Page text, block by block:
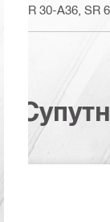
SR 30-A36, SR